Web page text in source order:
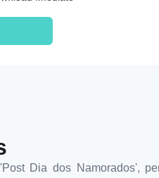
Dia dos Namorados',